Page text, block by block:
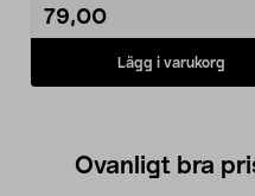
79,00
Lägg i varukorg
Ovanligt bra